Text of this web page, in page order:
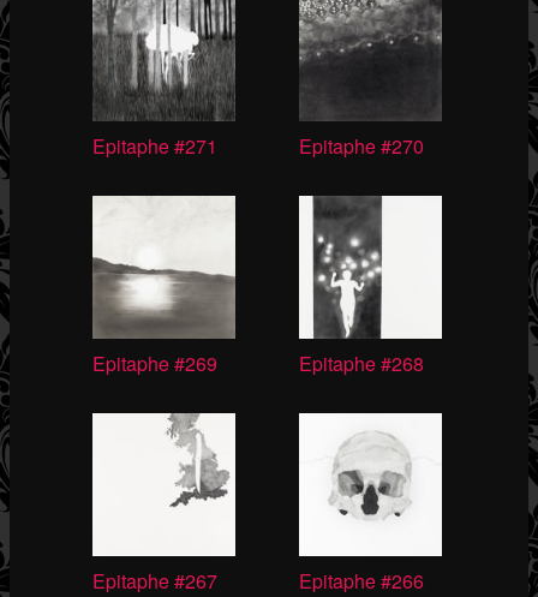
Epitaphe #271 Epitaphe #270
Epitaphe #269 Epitaphe #268
Epitaphe #267 Epitaphe #266